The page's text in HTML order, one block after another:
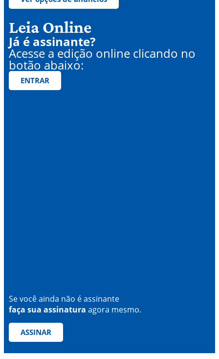
Leia Online
Já é assinante?
Acesse a edição online clicando no
botão abaixo:
ENTRAR
Se você ainda não é assinante
faça sua assinatura agora mesmo.
ASSINAR